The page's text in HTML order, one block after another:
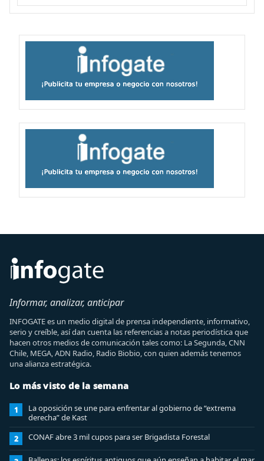
Informar, analizar, anticipar
INFOGATE es un medio digital de prensa independiente, informativo,
serio y creíble, así dan cuenta las referencias a notas periodística que
hacen otros medios de comunicación tales como: La Segunda, CNN
Chile, MEGA, ADN Radio, Radio Biobio, con quien además tenemos
una alianza estratégica.
Lo más visto de la semana
1
La oposición se une para enfrentar al gobierno de “extrema
derecha” de Kast
2 CONAF abre 3 mil cupos para ser Brigadista Forestal